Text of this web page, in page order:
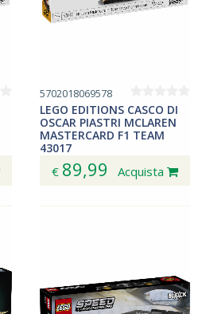
5702018069578
LEGO EDITIONS CASCO DI
OSCAR PIASTRI MCLAREN
MASTERCARD F1 TEAM
43017
€ 89,99 Acquista